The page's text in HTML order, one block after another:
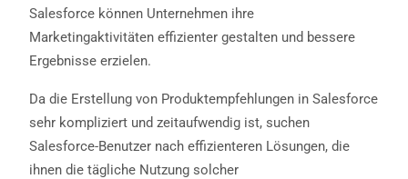
Salesforce können Unternehmen ihre
Marketingaktivitäten effizienter gestalten und bessere
Ergebnisse erzielen.
Da die Erstellung von Produktempfehlungen in Salesforce
sehr kompliziert und zeitaufwendig ist, suchen
Salesforce-Benutzer nach effizienteren Lösungen, die
ihnen die tägliche Nutzung solcher